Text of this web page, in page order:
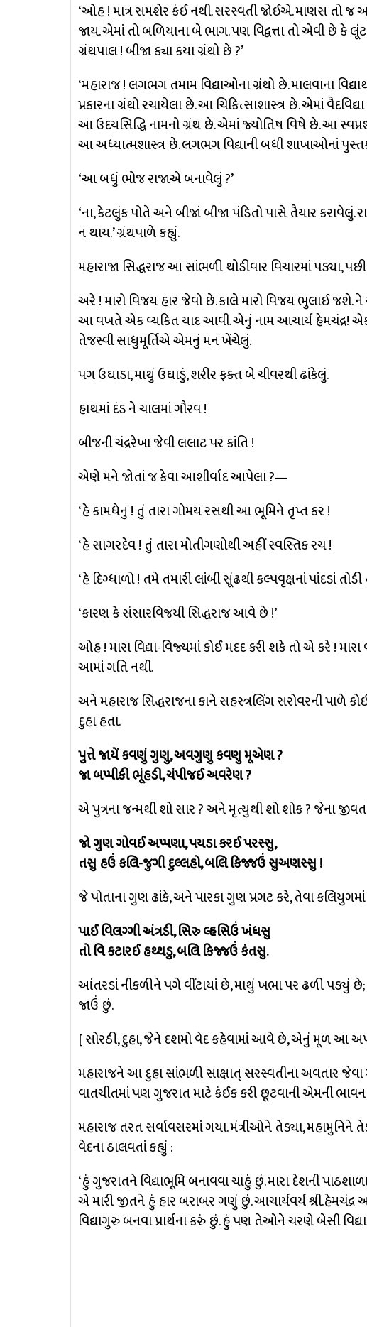
‘ઓહ ! માત્ર સમશેર કંઈ નથી. સરસ્વતી જોઈએ. માણસ તો જ
જાય. એમાં તો બળિયાના બે ભાગ. પણ વિદ્વત્તા તો એવી છે કે
ગ્રંથપાલ ! બીજા ક્યા કયા ગ્રંથો છે ?’
‘મહારાજ ! લગભગ તમામ વિદ્યાઓના ગ્રંથો છે. માલવાના
પ્રકારના ગ્રંથો રચાયેલા છે. આ ચિકિત્સાશાસ્ત્ર છે. એમાં
આ ઉદયસિદ્ધિ નામનો ગ્રંથ છે. એમાં જ્યોતિષ વિષે છે. આ
આ અધ્યાત્મશાસ્ત્ર છે. લગભગ વિદ્યાની બધી શાખાઓનાં
‘આ બધું ભોજ રાજાએ બનાવેલું ?’
‘ના, કેટલુંક પોતે અને બીજાં બીજા પંડિતો પાસે તૈયાર
ન થાય.’ ગ્રંથપાળે કહ્યું.
મહારાજા સિદ્ધરાજ આ સાંભળી થોડીવાર વિચારમાં પડ્યા,
અરે ! મારો વિજય હાર જેવો છે. કાલે મારો વિજય ભુલાઈ જશે.
આ વખતે એક વ્યકિત યાદ આવી. એનું નામ આચાર્ય હેમચંદ્ર!
તેજસ્વી સાધુમૂર્તિએ એમનું મન ખેંચેલું.
પગ ઉઘાડા, માથું ઉઘાડું, શરીર ફક્ત બે ચીવરથી ઢાંકેલું.
હાથમાં દંડ ને ચાલમાં ગૌરવ !
બીજની ચંદ્રરેખા જેવી લલાટ પર કાંતિ !
એણે મને જોતાં જ કેવા આશીર્વાદ આપેલા ?—
‘હે કામધેનુ ! તું તારા ગોમય રસથી આ ભૂમિને તૃપ્ત કર !
‘હે સાગરદેવ ! તું તારા મોતીગણોથી અહીં સ્વસ્તિક રચ !
‘હે દિગ્ધાળો ! તમે તમારી લાંબી સૂંઢથી કલ્પવૃક્ષનાં પાંદડાં
‘કારણ કે સંસારવિજયી સિદ્ધરાજ આવે છે !’
ઓહ ! મારા વિદ્યા-વિજ્યમાં કોઈ મદદ કરી શકે તો એ કરે !
આમાં ગતિ નથી.
અને મહારાજ સિદ્ધરાજના કાને સહસ્ત્રલિંગ સરોવરની પાળે
દુહા હતા.
પુત્તે જાયેં કવણું ગુણુ, અવગુણુ કવણુ મૂએણ ?
જા બપ્પીકી ભૂંહડી, ચંપીજઈ અવરેણ ?
એ પુત્રના જન્મથી શો સાર ? અને મૃત્યુથી શો શોક ? જેના
જો ગુણ ગોવઈ અપ્પણા, પયડા કરઈ પરસ્સુ,
તસુ હઉં કલિ-જુગી દુલ્લહો, બલિ કિજ્જઉં સુઅણસ્સુ !
જે પોતાના ગુણ ઢાંકે, અને પારકા ગુણ પ્રગટ કરે, તેવા
પાઈ વિલગ્ગી અંત્રડી, સિરુ લ્હસિઉં ખંધસુ
તો વિ કટારઈ હથ્થડુ, બલિ કિજ્જઉં કંતસુ.
આંતરડાં નીકળીને પગે વીંટાયાં છે, માથું ખભા પર ઢળી પડ્યું
જાઉં છું.
[ સોરઠી, દુહા, જેને દશમો વેદ કહેવામાં આવે છે, એનું મૂળ આ
મહારાજને આ દુહા સાંભળી સાક્ષાત્ સરસ્વતીના અવતાર જેવા
વાતચીતમાં પણ ગુજરાત માટે કંઈક કરી છૂટવાની એમની
મહારાજ તરત સર્વાવસરમાં ગયા. મંત્રીઓને તેડ્યા, મહામુનિને
વેદના ઠાલવતાં કહ્યું :
‘હું ગુજરાતને વિદ્યાભૂમિ બનાવવા ચાહું છું. મારા દેશની
એ મારી જીતને હું હાર બરાબર ગણું છું. આચાર્યવર્ય
વિદ્યાગુરુ બનવા પ્રાર્થના કરું છું. હું પણ તેઓને ચરણે બેસી